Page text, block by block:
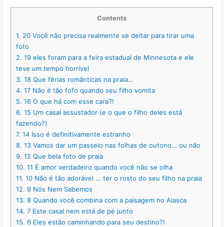
Contents
1. 20 Você não precisa realmente se deitar para tirar uma
foto
2. 19 eles foram para a feira estadual de Minnesota e ele
teve um tempo horrível
3. 18 Que férias românticas na praia…
4. 17 Não é tão fofo quando seu filho vomita
5. 16 O que há com esse cara?!
6. 15 Um casal assustador (e o que o filho deles está
fazendo?)
7. 14 Isso é definitivamente estranho
8. 13 Vamos dar um passeio nas folhas de outono… ou não
9. 12 Que bela foto de praia
10. 11 É amor verdadeiro quando você não se olha
11. 10 Não é tão adorável … ter o rosto do seu filho na praia
12. 9 Nós Nem Sabemos
13. 8 Quando você combina com a paisagem no Alasca
14. 7 Este casal nem está de pé junto
15. 6 Eles estão caminhando para seu destino?!